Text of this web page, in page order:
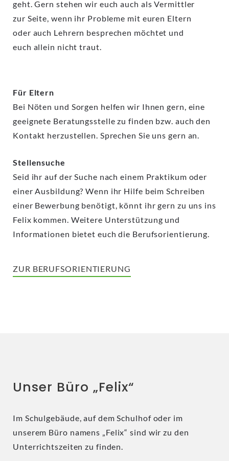
geht. Gern stehen wir euch auch als Vermittler
zur Seite, wenn ihr Probleme mit euren Eltern
oder auch Lehrern besprechen möchtet und
euch allein nicht traut.
Für Eltern
Bei Nöten und Sorgen helfen wir Ihnen gern, eine
geeignete Beratungsstelle zu finden bzw. auch den
Kontakt herzustellen. Sprechen Sie uns gern an.
Stellensuche
Seid ihr auf der Suche nach einem Praktikum oder
einer Ausbildung? Wenn ihr Hilfe beim Schreiben
einer Bewerbung benötigt, könnt ihr gern zu uns ins
Felix kommen. Weitere Unterstützung und
Informationen bietet euch die Berufsorientierung.
ZUR BERUFS­ORIENTIERUNG
Unser Büro „Felix“
Im Schulgebäude, auf dem Schulhof oder im
unserem Büro namens „Felix“ sind wir zu den
Unterrichtszeiten zu finden.